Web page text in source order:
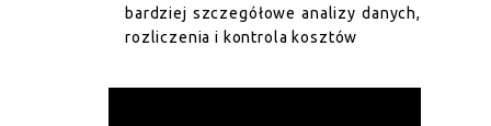
bardziej szczegółowe analizy danych,
rozliczenia i kontrola kosztów